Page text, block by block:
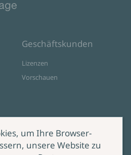
Geschäftskunden
Lizenzen
Vorschauen
um Ihre Browser-
unsere Website zu